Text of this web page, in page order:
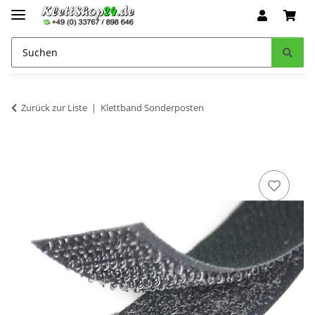
Zurück zur Liste Klettband Sonderposten